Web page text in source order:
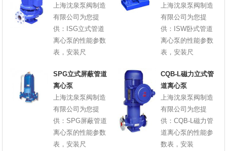
上海沈泉泵阀制造
有限公司为您提
供：ISG立式管道
离心泵的性能参数
表，安装尺
上海沈泉泵阀制造
有限公司为您提
供：ISW卧式管道
离心泵的性能参数
表，安装尺
SPG立式屏蔽管道
离心泵
上海沈泉泵阀制造
有限公司为您提
供：SPG屏蔽管道
离心泵的性能参数
表，安装尺
CQB-L磁力立式管
道离心泵
上海沈泉泵阀制造
有限公司为您提
供：CQB-L磁力管
道离心泵的性能参
数表，安装